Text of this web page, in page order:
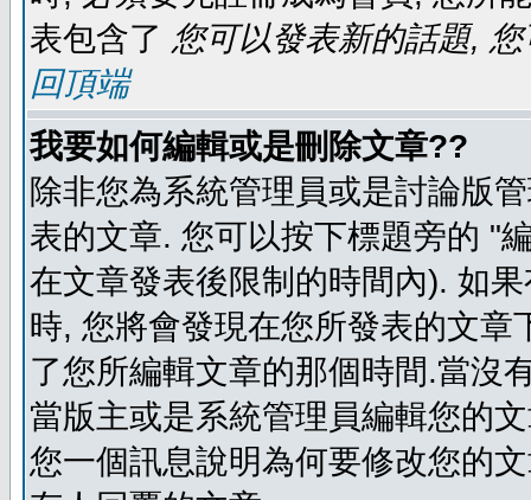
表包含了 您可以發表新的話題,
回頂端
我要如何編輯或是刪除文章??
除非您為系統管理員或是討論版
表的文章. 您可以按下標題旁的 "
在文章發表後限制的時間內). 如
時, 您將會發現在您所發表的文
了您所編輯文章的那個時間.當沒
當版主或是系統管理員編輯您的
您一個訊息說明為何要修改您的